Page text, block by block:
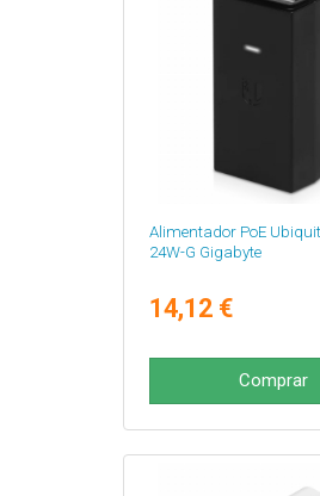
Alimentador PoE
24W-G Gigabyte
14,12 €
Comprar